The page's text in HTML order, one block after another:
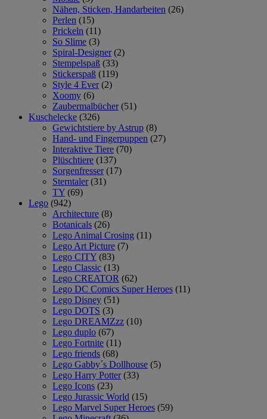
Nähen, Sticken, Handarbeiten (26)
Perlen (15)
Prickeln (11)
So Slime (3)
Spiral-Designer (2)
Stempelspaß (33)
Stickerspaß (119)
Style 4 Ever (2)
Xoomy (6)
Zaubermalbücher (51)
Kuschelecke (326)
Gewichtstiere by Astrup (8)
Hand- und Fingerpuppen (27)
Interaktive Tiere (70)
Plüschtiere (137)
Sorgenfresser (17)
Sterntaler (31)
TY (69)
Lego (942)
Architecture (8)
Botanicals (26)
Lego Animal Crosing (11)
Lego Art Picture (7)
Lego CITY (83)
Lego Classic (13)
Lego CREATOR (62)
Lego DC Comics Super Heroes (11)
Lego Disney (51)
Lego DOTS (3)
Lego DREAMZzz (10)
Lego duplo (67)
Lego Fortnite (11)
Lego friends (68)
Lego Gabby´s Dollhouse (5)
Lego Harry Potter (33)
Lego Icons (23)
Lego Jurassic World (15)
Lego Marvel Super Heroes (59)